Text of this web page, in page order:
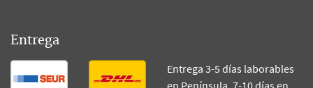
Entrega
Entrega 3-5 días laborables